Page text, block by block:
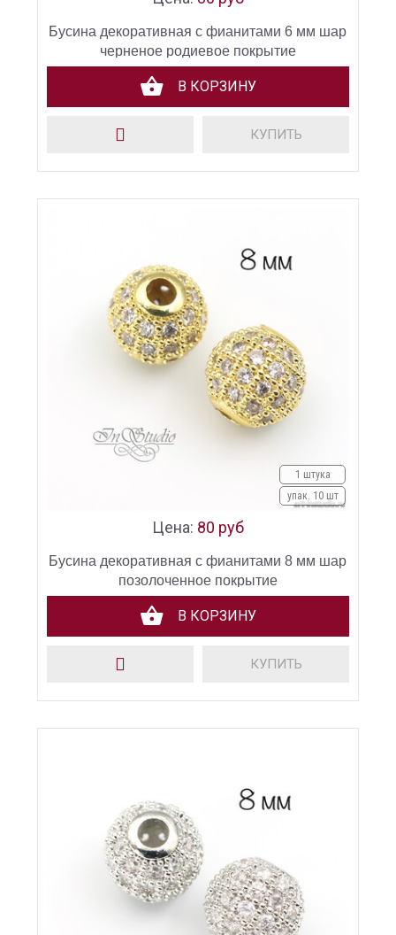
Бусина декоративная с фианитами 6 мм шар
черненое родиевое покрытие
В КОРЗИНУ
КУПИТЬ
1 штука
упак. 10 шт
Цена: 80 руб
Бусина декоративная с фианитами 8 мм шар
позолоченное покрытие
В КОРЗИНУ
КУПИТЬ